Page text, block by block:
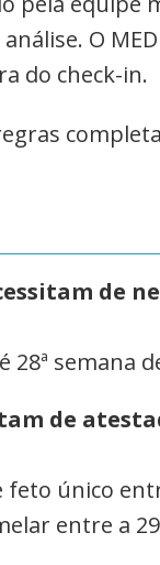
análise. O
do check-in.
de
28ª semana
de
único
entre a